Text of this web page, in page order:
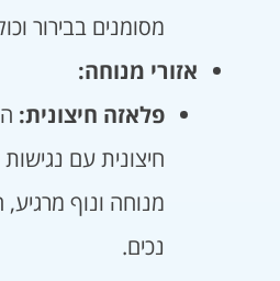
מסומנים בבירור
אזורי מנוחה:
פלאזה חיצונית:
חיצונית עם
מנוחה ונוף
נכים.